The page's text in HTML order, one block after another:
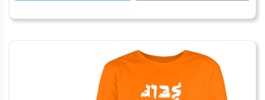
worry
jewish